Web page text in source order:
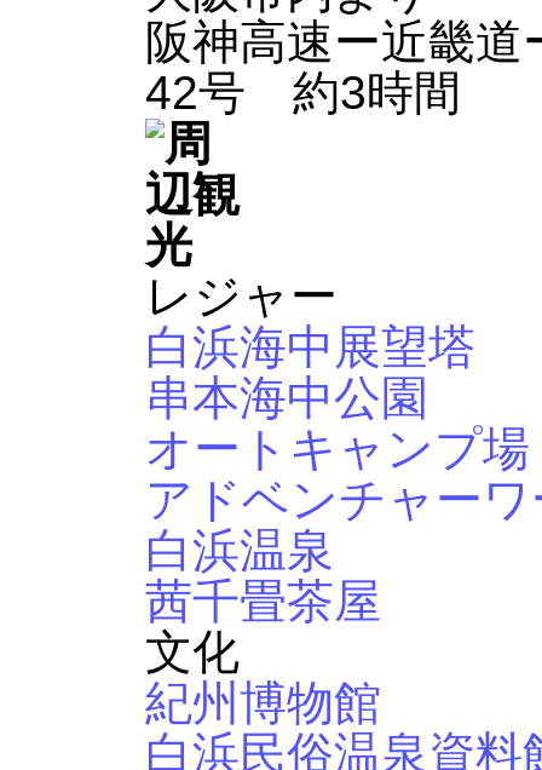
阪神高速ー近畿
42号 約3時間
レジャー
白浜海中展望塔
串本海中公園
オートキャンプ
アドベンチャー
白浜温泉
茜千畳茶屋
文化
紀州博物館
白浜民俗温泉資料